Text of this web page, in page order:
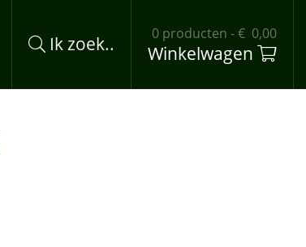
0 producten - € 0,00
Winkelwagen
Ik zoek..